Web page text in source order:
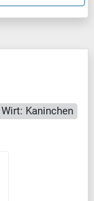
Wirt: Kaninchen